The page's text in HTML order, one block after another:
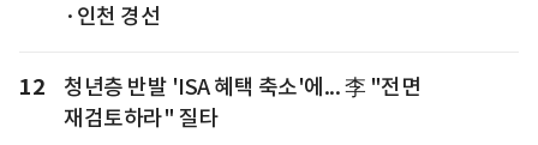
·인천 경선
12
청년층 반발 'ISA 혜택 축소'에... 李 "전면
재검토하라" 질타